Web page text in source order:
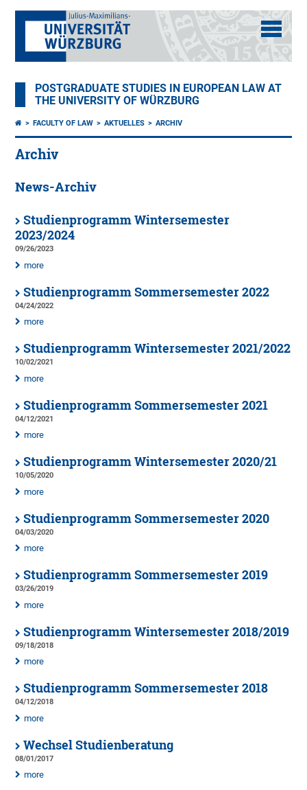
POSTGRADUATE STUDIES IN EUROPEAN LAW AT
THE UNIVERSITY OF WÜRZBURG
FACULTY OF LAW AKTUELLES ARCHIV
Archiv
News-Archiv
Studienprogramm Wintersemester
2023/2024
09/26/2023
more
Studienprogramm Sommersemester 2022
04/24/2022
more
Studienprogramm Wintersemester 2021/2022
10/02/2021
more
Studienprogramm Sommersemester 2021
04/12/2021
more
Studienprogramm Wintersemester 2020/21
10/05/2020
more
Studienprogramm Sommersemester 2020
04/03/2020
more
Studienprogramm Sommersemester 2019
03/26/2019
more
Studienprogramm Wintersemester 2018/2019
09/18/2018
more
Studienprogramm Sommersemester 2018
04/12/2018
more
Wechsel Studienberatung
08/01/2017
more